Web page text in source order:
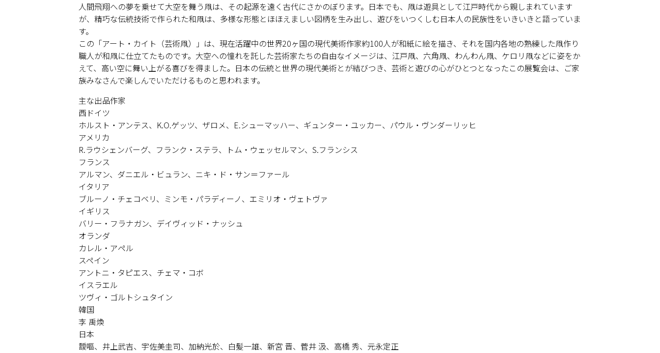
人間飛翔への夢を乗せて大空を舞う凧は、その起源を遠く古代にさかのぼります。日本でも、凧は遊具として江戸時代から親しまれています
が、精巧な伝統技術で作られた和凧は、多様な形態とほほえましい図柄を生み出し、遊びをいつくしむ日本人の民族性をいきいきと語っていま
す。
この「アート・カイト（芸術凧）」は、現在活躍中の世界20ヶ国の現代美術作家約100人が和紙に絵を描き、それを国内各地の熟練した凧作り
職人が和凧に仕立てたものです。大空への憧れを託した芸術家たちの自由なイメージは、江戸凧、六角凧、わんわん凧、ケロリ凧などに姿をか
えて、高い空に舞い上がる喜びを得ました。日本の伝統と世界の現代美術とが結びつき、芸術と遊びの心がひとつとなったこの展覧会は、ご家
族みなさんで楽しんでいただけるものと思われます。
主な出品作家
西ドイツ
ホルスト・アンテス、K.O.ゲッツ、ザロメ、E.シューマッハー、ギュンター・ユッカー、パウル・ヴンダーリッヒ
アメリカ
R.ラウシェンバーグ、フランク・ステラ、トム・ウェッセルマン、S.フランシス
フランス
アルマン、ダニエル・ビュラン、ニキ・ド・サン＝ファール
イタリア
ブルーノ・チェコベリ、ミンモ・パラディーノ、エミリオ・ヴェトヴァ
イギリス
バリー・フラナガン、デイヴィッド・ナッシュ
オランダ
カレル・アペル
スペイン
アントニ・タピエス、チェマ・コボ
イスラエル
ツヴィ・ゴルトシュタイン
韓国
李 禹煥
日本
靉嘔、井上武吉、宇佐美圭司、加納光於、白髪一雄、新宮 晋、菅井 汲、高橋 秀、元永定正